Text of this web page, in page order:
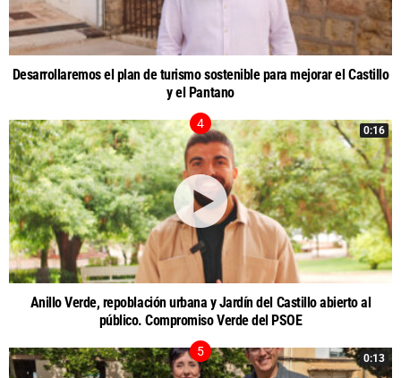
Desarrollaremos el plan de turismo sostenible para mejorar el Castillo
y el Pantano
0:16
Anillo Verde, repoblación urbana y Jardín del Castillo abierto al
público. Compromiso Verde del PSOE
0:13